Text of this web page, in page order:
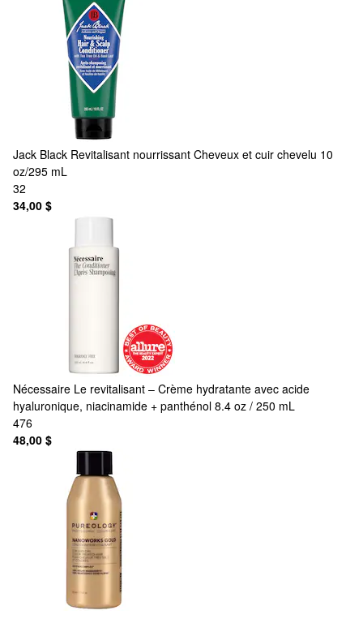
Jack Black Revitalisant nourrissant Cheveux et cuir chevelu 10
oz/295 mL
32
34,00 $
Nécessaire Le revitalisant – Crème hydratante avec acide
hyaluronique, niacinamide + panthénol 8.4 oz / 250 mL
476
48,00 $